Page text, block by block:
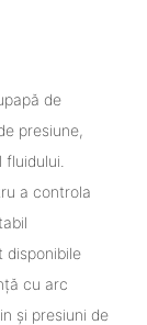
de
presiune,
a controla
disponibile
cu arc
și presiuni de